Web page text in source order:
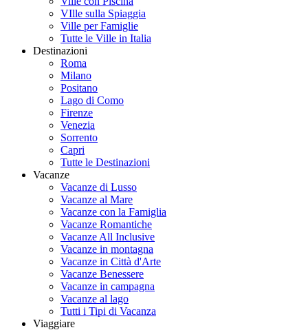
VIlle sulla Spiaggia
Ville per Famiglie
Tutte le Ville in Italia
Destinazioni
Roma
Milano
Positano
Lago di Como
Firenze
Venezia
Sorrento
Capri
Tutte le Destinazioni
Vacanze
Vacanze di Lusso
Vacanze al Mare
Vacanze con la Famiglia
Vacanze Romantiche
Vacanze All Inclusive
Vacanze in montagna
Vacanze in Città d'Arte
Vacanze Benessere
Vacanze in campagna
Vacanze al lago
Tutti i Tipi di Vacanza
Viaggiare